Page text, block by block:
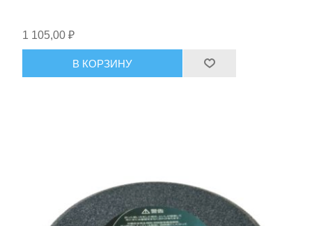
Пневмоинструменты
1 105,00 ₽
В КОРЗИНУ